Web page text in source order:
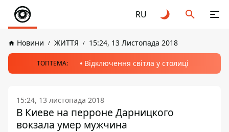
RU
Новини ЖИТТЯ 15:24, 13 Листопада 2018
ТОПТЕМА: Відключення світла у столиці
15:24, 13 листопада 2018
В Киеве на перроне Дарницкого
вокзала умер мужчина